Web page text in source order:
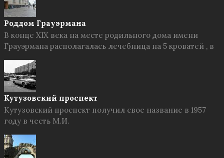
Роддом Грауэрмана
В конце XIX века на месте родильного дома имени
Грауэрмана располагалась лечебница на 5 кроватей , в
Кутузовский проспект
Кутузовский проспект получил свое название в 1957
году в честь М.И.